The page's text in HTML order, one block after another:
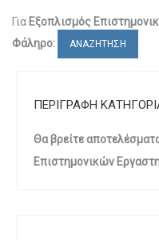
Για Εξοπλισμός
Φάληρο:
ΑΝΑΖΗΤΗΣΗ
ΠΕΡΙΓΡΑΦΗ
Θα βρείτε
Επιστημονικών